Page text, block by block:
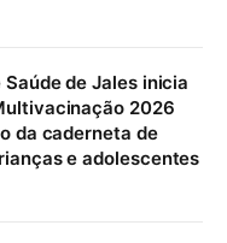
de Jales inicia
2026
da caderneta de
e adolescentes